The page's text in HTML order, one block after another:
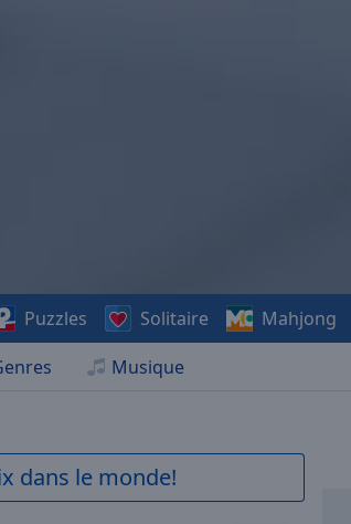
Musique
Puzzles Solitaire Mahjong
dans le monde!